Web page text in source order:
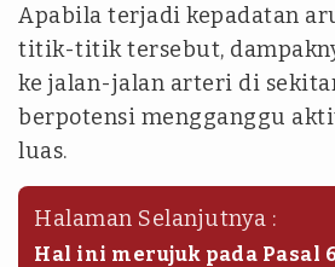
Apabila terjadi kepadatan
titik-titik tersebut,
ke jalan-jalan arteri di
berpotensi mengganggu
luas.
Halaman Selanjutnya :
Hal ini merujuk pada Pasal